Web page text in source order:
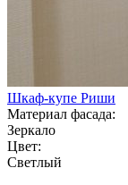
Шкаф-купе Риши
Материал фасада:
Зеркало
Цвет:
Светлый